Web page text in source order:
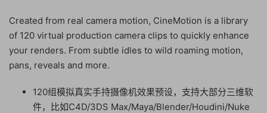
Created from real camera motion, CineMotion is a library
of 120 virtual production camera clips to quickly enhance
your renders. From subtle idles to wild roaming motion,
pans, reveals and more.
120组模拟真实手持摄像机效果预设，支持大部分三维软
件，比如C4D/3DS Max/Maya/Blender/Houdini/Nuke